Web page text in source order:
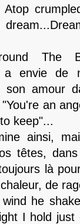
Atop
The
a envie de
son amour
an
keep"...
ainsi,
têtes,
là
de
he
I hold